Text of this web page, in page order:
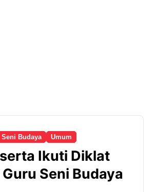
Seni Budaya Umum
Ikuti Diklat
Seni Budaya